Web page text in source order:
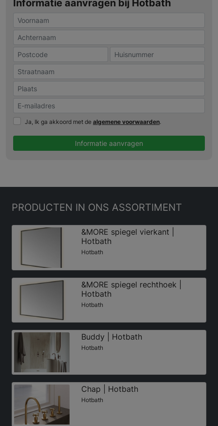
Informatie aanvragen bij Hotbath
Ja, Ik ga akkoord met de algemene voorwaarden.
Informatie aanvragen
PRODUCTEN IN ONS ASSORTIMENT
&MORE spiegel vierkant |
Hotbath
Hotbath
&MORE spiegel rechthoek |
Hotbath
Hotbath
Buddy | Hotbath
Hotbath
Chap | Hotbath
Hotbath